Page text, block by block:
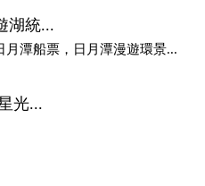
湖統...
月潭船票，日月潭漫遊環景...
光...